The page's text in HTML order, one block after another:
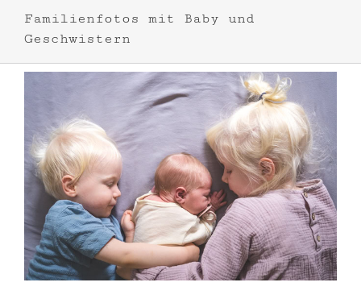
Familienfotos mit Baby und
Geschwistern